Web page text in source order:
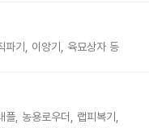
파기, 이앙기, 육묘상자 등
, 농용로우더, 랩피복기,